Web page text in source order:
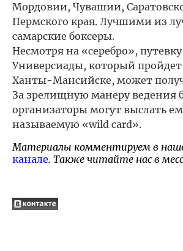
Мордовии, Чувашии,
Пермского края. Лучшими из
самарские боксеры.
Несмотря на «серебро»,
Универсиады, который
Ханты-Мансийске, может
За зрелищную манеру ведения
организаторы могут выслать
называемую «wild card».
Материалы комментируем в
канале. Также читайте нас в